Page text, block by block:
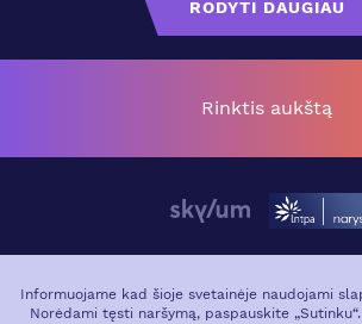
RODYTI DAUGIAU
Rinktis aukštą
VIETA MIESTE
GALERIJA
Informuojame kad šioje svetainėje naudojami
Norėdami tęsti naršymą, paspauskite